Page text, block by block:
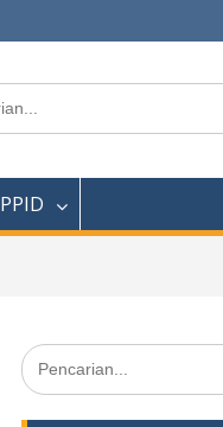
PPID
Search
for: